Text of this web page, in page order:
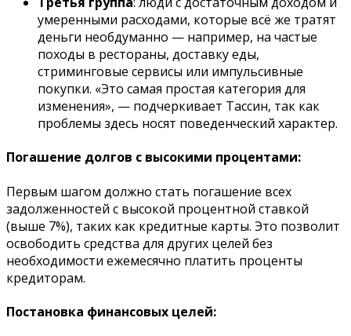
умеренными расходами, которые всё же тратят
деньги необдуманно — например, на частые
походы в рестораны, доставку еды,
стриминговые сервисы или импульсивные
покупки. «Это самая простая категория для
изменения», — подчеркивает Тассин, так как
проблемы здесь носят поведенческий характер.
Погашение долгов с высокими процентами:
Первым шагом должно стать погашение всех
задолженностей с высокой процентной ставкой
(выше 7%), таких как кредитные карты. Это позволит
освободить средства для других целей без
необходимости ежемесячно платить проценты
кредиторам.
Постановка финансовых целей: